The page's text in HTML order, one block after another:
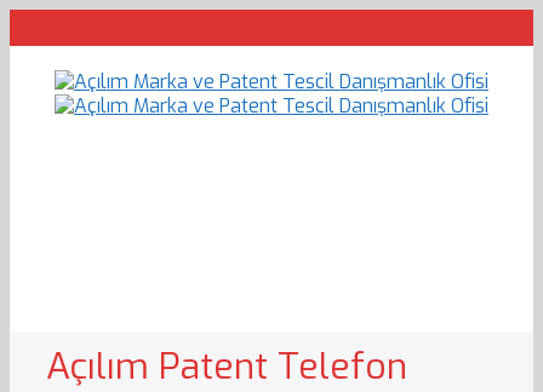
Açılım Patent Telefon